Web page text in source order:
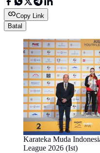
Copy Link
Batal
Karateka Muda
League 2026 (Ist)